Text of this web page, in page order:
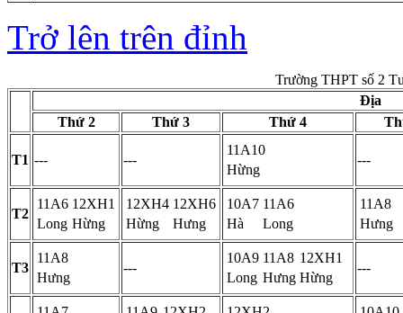
Trở lên trên đỉnh
Trường THPT số 2
Địa
Thứ 2
Thứ 3 Thứ 4
T1 --- ---
11A10
Hừng
---
T2
11A6 12XH1
Long Hừng
12XH4 12XH6
Hừng
Hưng
10A7 11A6
Hà
Long
11A8
Hưng
T3
11A8
Hưng
---
10A9 11A8 12XH1
Long Hưng Hừng
---